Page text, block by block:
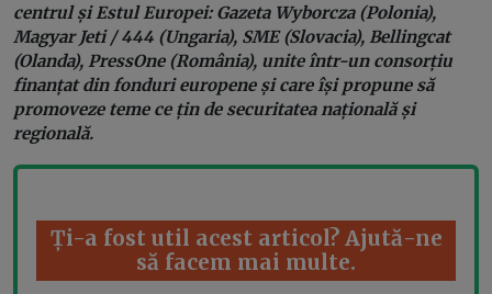
centrul și Estul Europei: Gazeta Wyborcza (Polonia),
Magyar Jeti / 444 (Ungaria), SME (Slovacia), Bellingcat
(Olanda), PressOne (România), unite într-un consorțiu
finanțat din fonduri europene și care își propune să
promoveze teme ce țin de securitatea națională și
regională.
Ți-a fost util acest articol? Ajută-ne
să facem mai multe.